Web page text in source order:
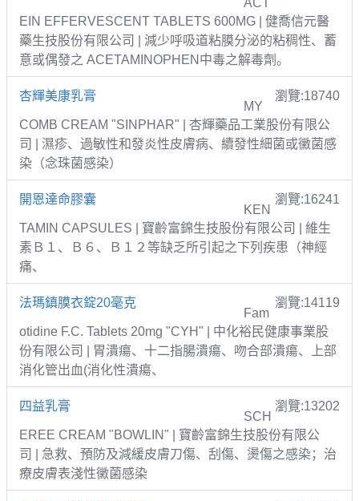
EIN EFFERVESCENT TABLETS 600MG | 健喬信元醫
藥生技股份有限公司 | 減少呼吸道粘膜分泌的粘稠性、蓄
意或偶發之 ACETAMINOPHEN中毒之解毒劑。
杏輝美康乳膏 瀏覽:18740
MY
COMB CREAM "SINPHAR" | 杏輝藥品工業股份有限公
司 | 濕疹、過敏性和發炎性皮膚病、續發性細菌或黴菌感
染（念珠菌感染）
開恩達命膠囊 瀏覽:16241
KEN
TAMIN CAPSULES | 寶齡富錦生技股份有限公司 | 維生
素Ｂ１、Ｂ６、Ｂ１２等缺乏所引起之下列疾患（神經
痛、
法瑪鎮膜衣錠20毫克 瀏覽:14119
Fam
otidine F.C. Tablets 20mg "CYH" | 中化裕民健康事業股
份有限公司 | 胃潰瘍、十二指腸潰瘍、吻合部潰瘍、上部
消化管出血(消化性潰瘍、
四益乳膏 瀏覽:13202
SCH
EREE CREAM "BOWLIN" | 寶齡富錦生技股份有限公
司 | 急救、預防及減緩皮膚刀傷、刮傷、燙傷之感染；治
療皮膚表淺性黴菌感染